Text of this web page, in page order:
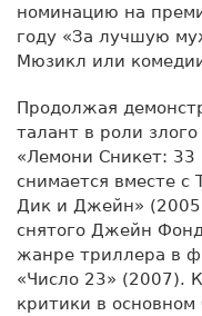
номинацию на
году «За лучшую
Мюзикл или
Продолжая
талант в роли
«Лемони Сникет: 33
снимается вместе
Дик и Джейн»
снятого Джейн
жанре триллера в
«Число 23» (2007).
критики в